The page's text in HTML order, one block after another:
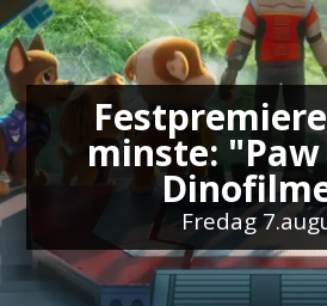
minste:
Fredag